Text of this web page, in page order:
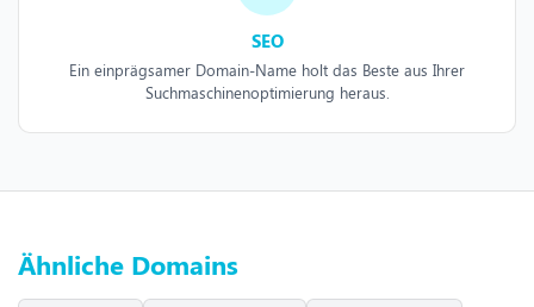
SEO
Ein einprägsamer Domain-Name holt das Beste aus Ihrer
Suchmaschinenoptimierung heraus.
Ähnliche Domains